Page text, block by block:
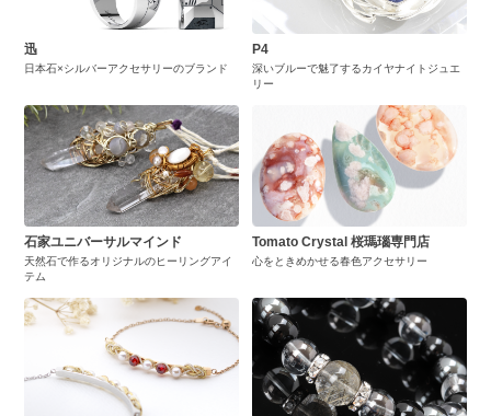
迅
日本石×シルバーアクセサリーのブランド
P4
深いブルーで魅了するカイヤナイトジュエ
リー
石家ユニバーサルマインド
天然石で作るオリジナルのヒーリングアイ
テム
Tomato Crystal 桜瑪瑙専門店
心をときめかせる春色アクセサリー